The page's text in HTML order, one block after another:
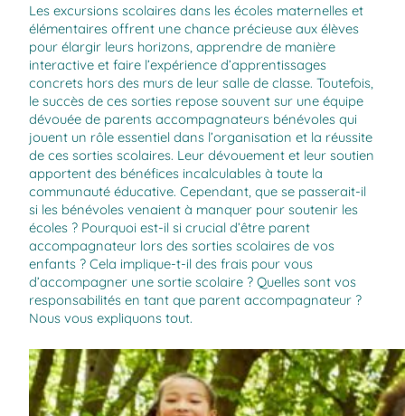
Les excursions scolaires dans les écoles maternelles et
élémentaires offrent une chance précieuse aux élèves
pour élargir leurs horizons, apprendre de manière
interactive et faire l’expérience d’apprentissages
concrets hors des murs de leur salle de classe. Toutefois,
le succès de ces sorties repose souvent sur une équipe
dévouée de parents accompagnateurs bénévoles qui
jouent un rôle essentiel dans l’organisation et la réussite
de ces sorties scolaires. Leur dévouement et leur soutien
apportent des bénéfices incalculables à toute la
communauté éducative. Cependant, que se passerait-il
si les bénévoles venaient à manquer pour soutenir les
écoles ? Pourquoi est-il si crucial d’être parent
accompagnateur lors des sorties scolaires de vos
enfants ? Cela implique-t-il des frais pour vous
d’accompagner une sortie scolaire ? Quelles sont vos
responsabilités en tant que parent accompagnateur ?
Nous vous expliquons tout.